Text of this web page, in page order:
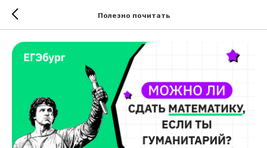
Полезно почитать